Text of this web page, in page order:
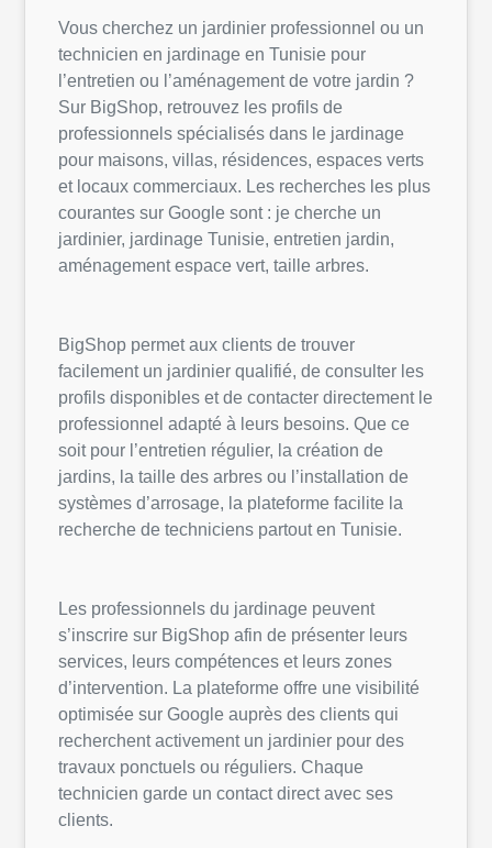
Vous cherchez un jardinier professionnel ou un
technicien en jardinage en Tunisie pour
l’entretien ou l’aménagement de votre jardin ?
Sur BigShop, retrouvez les profils de
professionnels spécialisés dans le jardinage
pour maisons, villas, résidences, espaces verts
et locaux commerciaux. Les recherches les plus
courantes sur Google sont : je cherche un
jardinier, jardinage Tunisie, entretien jardin,
aménagement espace vert, taille arbres.
BigShop permet aux clients de trouver
facilement un jardinier qualifié, de consulter les
profils disponibles et de contacter directement le
professionnel adapté à leurs besoins. Que ce
soit pour l’entretien régulier, la création de
jardins, la taille des arbres ou l’installation de
systèmes d’arrosage, la plateforme facilite la
recherche de techniciens partout en Tunisie.
Les professionnels du jardinage peuvent
s’inscrire sur BigShop afin de présenter leurs
services, leurs compétences et leurs zones
d’intervention. La plateforme offre une visibilité
optimisée sur Google auprès des clients qui
recherchent activement un jardinier pour des
travaux ponctuels ou réguliers. Chaque
technicien garde un contact direct avec ses
clients.